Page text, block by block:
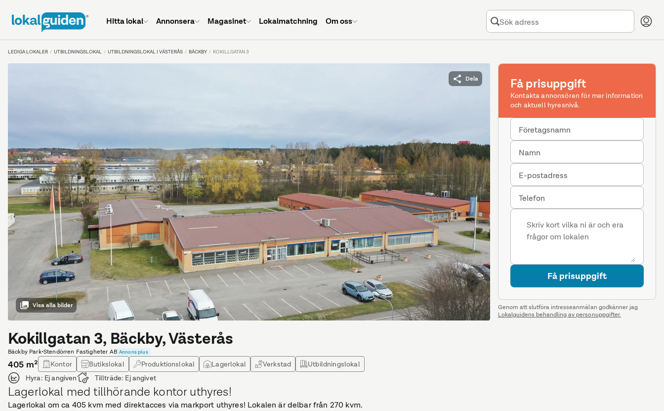
Hitta lokal Annonsera Magasinet Lokalmatchning Om oss
LEDIGA LOKALER UTBILDNINGSLOKAL UTBILDNINGSLOKAL I VÄSTERÅS BÄCKBY KOKILLGATAN 3
Visa alla bilder
Dela
Kokillgatan 3, Bäckby, Västerås
Bäckby Park•Stendörren Fastigheter AB Annons plus
405 m² Kontor Butikslokal Produktionslokal Lagerlokal Verkstad
Utbildningslokal
Hyra: Ej angiven Tillträde: Ej angivet
Lagerlokal med tillhörande kontor uthyres!
Lagerlokal om ca 405 kvm med direktacces via markport uthyres! Lokalen är delbar från 270 kvm.
Få prisuppgift
Kontakta annonsören för mer information
och aktuell hyresnivå.
Företagsnamn
Namn
E-postadress
Telefon
Få prisuppgift
Genom att slutföra intresseanmälan godkänner jag
Lokalguidens behandling av personuppgifter.